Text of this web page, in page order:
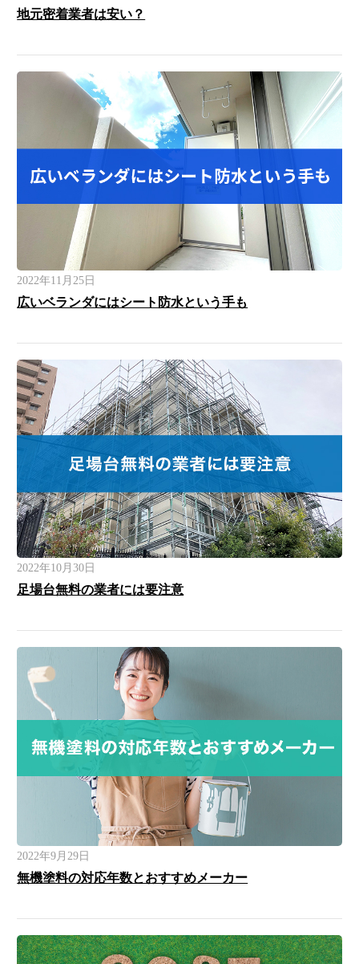
地元密着業者は安い？
2022年11月25日
広いベランダにはシート防水という手も
2022年10月30日
足場台無料の業者には要注意
2022年9月29日
無機塗料の対応年数とおすすめメーカー